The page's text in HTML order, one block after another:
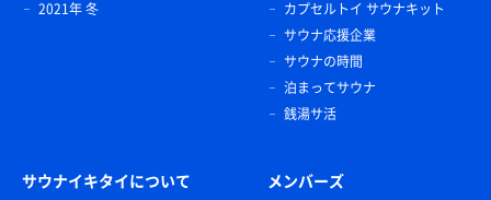
2021年 冬
カプセルトイ サウナキット
サウナ応援企業
サウナの時間
泊まってサウナ
銭湯サ活
サウナイキタイについて メンバーズ